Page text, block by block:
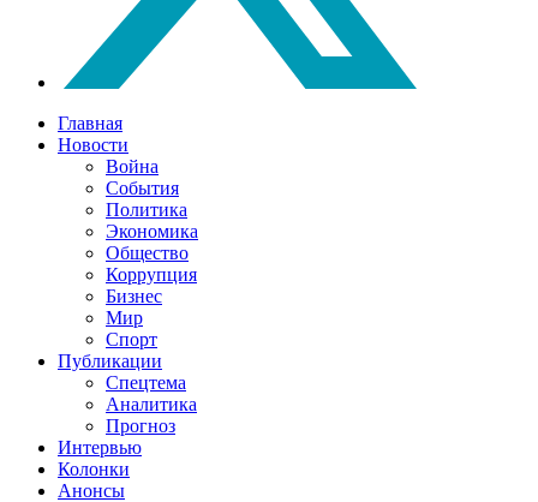
Главная
Новости
Война
События
Политика
Экономика
Общество
Коррупция
Бизнес
Мир
Спорт
Публикации
Спецтема
Аналитика
Прогноз
Интервью
Колонки
Анонсы